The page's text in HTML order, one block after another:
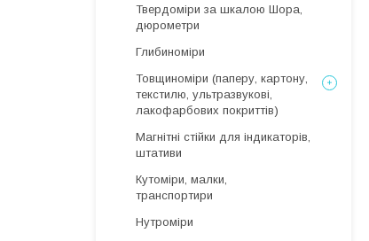
Твердоміри за шкалою Шора,
дюрометри
Глибиноміри
Товщиноміри (паперу, картону,
текстилю, ультразвукові,
лакофарбових покриттів)
Магнітні стійки для індикаторів,
штативи
Кутоміри, малки,
транспортири
Нутроміри